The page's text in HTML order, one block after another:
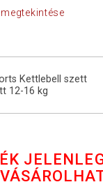
Kettlebell szett
12-16 kg